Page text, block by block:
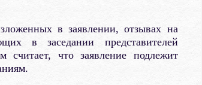
в заявлении, отзывах на
в заседании представителей
что заявление подлежит